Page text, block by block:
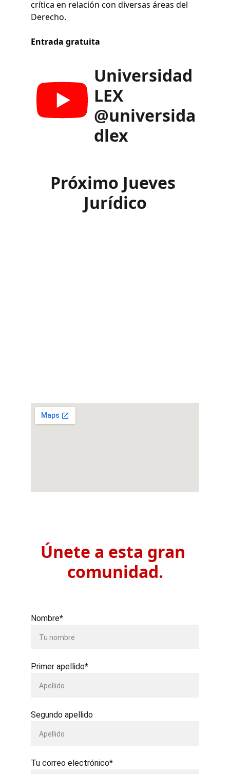
crítica en relación con diversas áreas del
Derecho.
Entrada gratuita
Universidad
LEX
@universida
dlex
Próximo Jueves
Jurídico
Únete a esta gran
comunidad.
Nombre*
Primer apellido*
Segundo apellido
Tu correo electrónico*